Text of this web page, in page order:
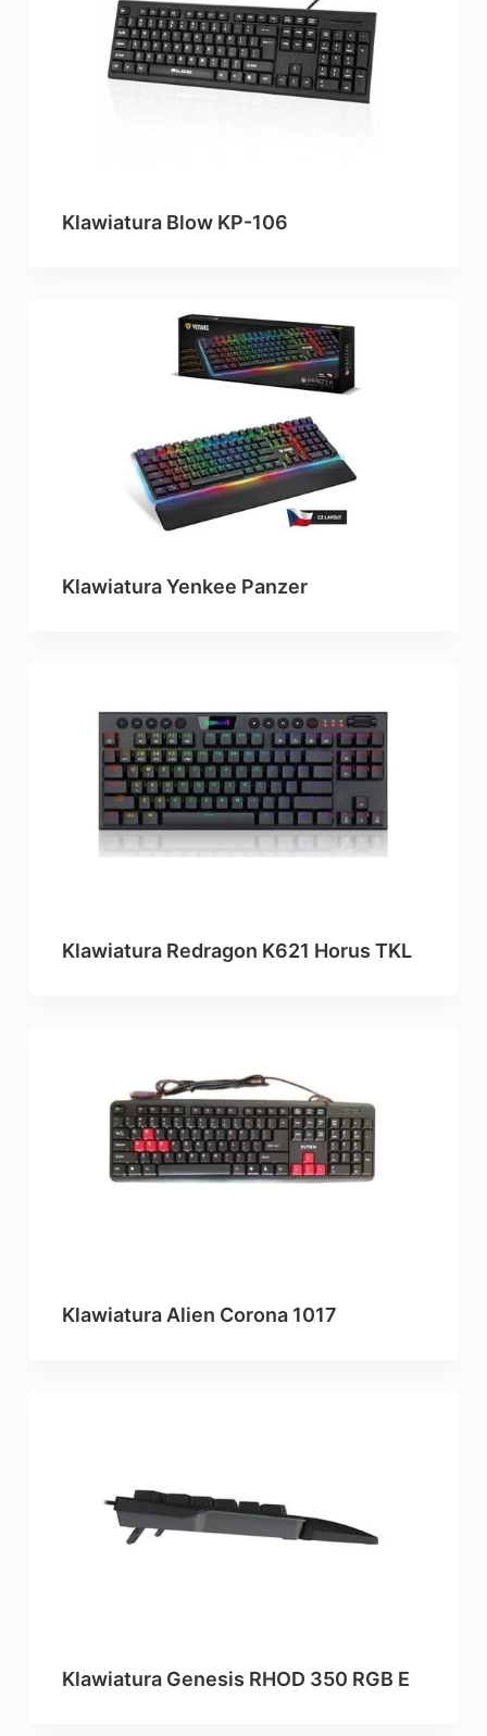
Klawiatura Blow KP-106
Klawiatura Yenkee Panzer
Klawiatura Redragon K621 Horus TKL
Klawiatura Alien Corona 1017
Klawiatura Genesis RHOD 350 RGB E